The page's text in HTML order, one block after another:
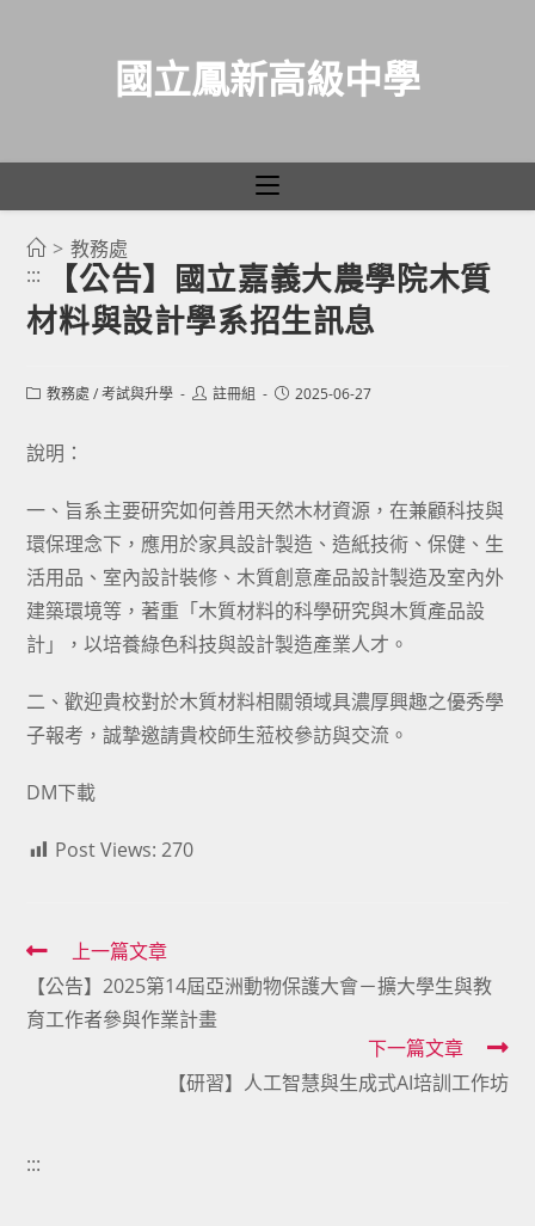
國立鳳新高級中學
> 教務處
:::
【公告】國立嘉義大農學院木質
材料與設計學系招生訊息
Post教務處 / 考試與升學
Post註冊組
Post2025-06-27
說明：
一、旨系主要研究如何善用天然木材資源，在兼顧科技與
環保理念下，應用於家具設計製造、造紙技術、保健、生
活用品、室內設計裝修、木質創意產品設計製造及室內外
建築環境等，著重「木質材料的科學研究與木質產品設
計」，以培養綠色科技與設計製造產業人才。
二、歡迎貴校對於木質材料相關領域具濃厚興趣之優秀學
子報考，誠摯邀請貴校師生蒞校參訪與交流。
DM下載
Post Views: 270
Read
more
articles
上一篇文章
【公告】2025第14屆亞洲動物保護大會－擴大學生與教
育工作者參與作業計畫
下一篇文章
【研習】人工智慧與生成式AI培訓工作坊
:::